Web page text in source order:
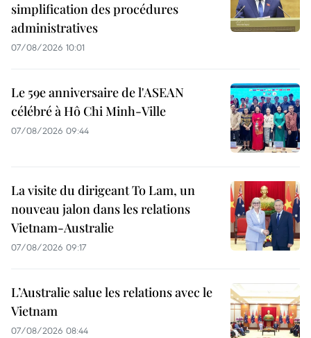
simplification des procédures
administratives
07/08/2026 10:01
Le 59e anniversaire de l'ASEAN
célébré à Hô Chi Minh-Ville
07/08/2026 09:44
La visite du dirigeant To Lam, un
nouveau jalon dans les relations
Vietnam-Australie
07/08/2026 09:17
L’Australie salue les relations avec le
Vietnam
07/08/2026 08:44